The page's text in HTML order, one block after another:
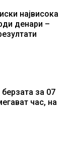
највисока
денари –
берзата за 07
час, на